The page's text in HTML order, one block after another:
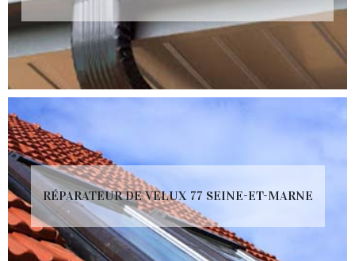
RÉPARATEUR DE VELUX 77 SEINE-ET-MARNE